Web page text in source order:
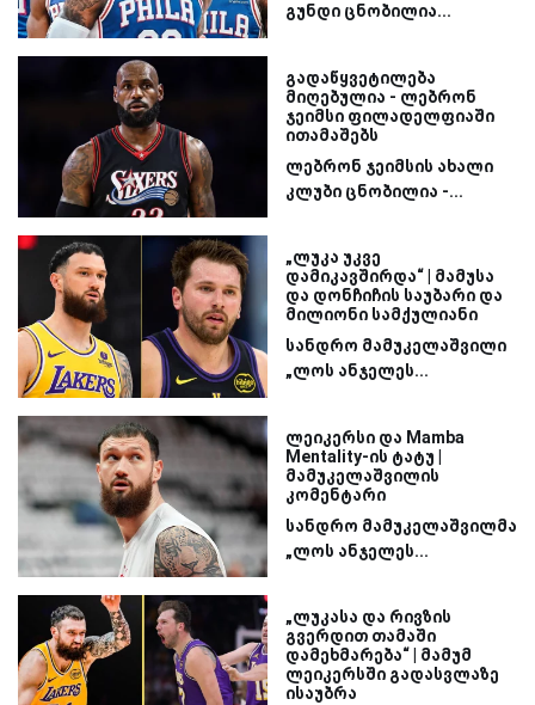
გუნდი ცნობილია...
გადაწყვეტილება
მიღებულია - ლებრონ
ჯეიმსი ფილადელფიაში
ითამაშებს
ლებრონ ჯეიმსის ახალი
კლუბი ცნობილია -...
„ლუკა უკვე
დამიკავშირდა“ | მამუსა
და დონჩიჩის საუბარი და
მილიონი სამქულიანი
სანდრო მამუკელაშვილი
„ლოს ანჯელეს...
ლეიკერსი და Mamba
Mentality-ის ტატუ |
მამუკელაშვილის
კომენტარი
სანდრო მამუკელაშვილმა
„ლოს ანჯელეს...
„ლუკასა და რივზის
გვერდით თამაში
დამეხმარება“ | მამუმ
ლეიკერსში გადასვლაზე
ისაუბრა